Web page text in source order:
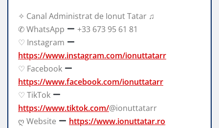
✧ Canal Administrat de Ionut Tatar ♫
✆ WhatsApp
+33 673 95 61 81
♡ Instagram
https://www.instagram.com/ionuttatarr
♡ Facebook
https://www.facebook.com/ionuttatarr
♡ TikTok
https://www.tiktok.com/@ionuttatarr
ღ Website
https://www.ionuttatar.ro